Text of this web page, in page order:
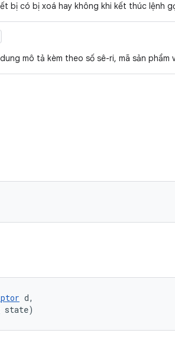
bị có bị xoá hay không khi kết thúc lệnh
mô tả kèm theo số sê-ri, mã sản phẩm
d,
state)